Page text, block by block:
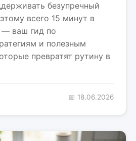
безупречный
всего 15 минут в
— ваш гид по
и полезным
превратят рутину в
📅 18.06.2026